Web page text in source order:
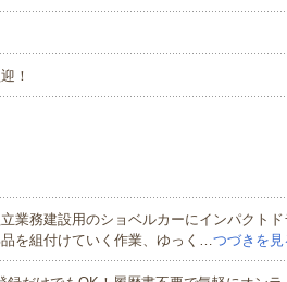
！
業務建設用のショベルカーにインパクト
を組付けていく作業、ゆっく…つづきを見